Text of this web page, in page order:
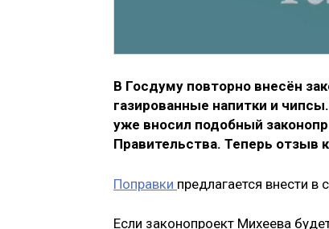
В Госдуму повторно внесён
газированные напитки и
уже вносил подобный
Правительства. Теперь отзыв
Поправки предлагается внести
Если законопроект Михеева